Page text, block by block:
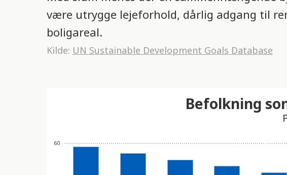
være utrygge lejeforhold, dårlig adgang til
boligareal.
Kilde: UN Sustainable Development Goals Database
60
Befolkning